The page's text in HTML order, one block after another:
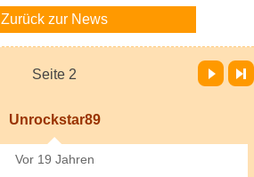
Zurück zur News
Seite 2
Vor Letzte Seite
Unrockstar89
Vor 19 Jahren